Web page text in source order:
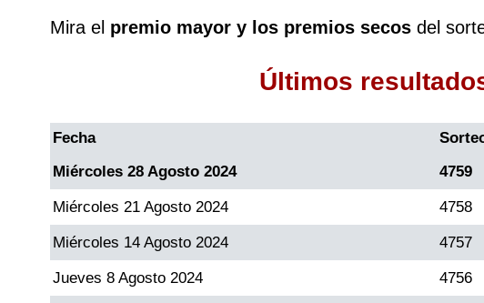
Super Chontico Noche
Mira el premio mayor y los premios secos del
Últimos
Fecha
Miércoles 28 Agosto 2024
4759
Miércoles 21 Agosto 2024 4758
Miércoles 14 Agosto 2024 4757
Jueves 8 Agosto 2024 4756